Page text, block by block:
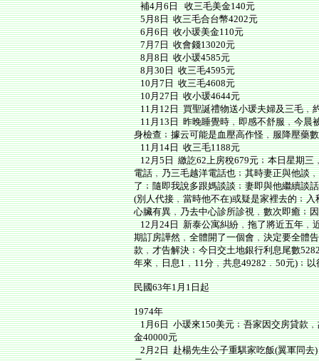
補4月6日 收三毛美金140元
5月8日 收三毛合台幣4202元
6月6日 收小瑗美金110元
7月7日 收會錢13020元
8月8日 收小瑗4585元
8月30日 收三毛4595元
10月7日 收三毛4608元
10月27日 收小瑗4644元
11月12日 買聖誕禮物送小瑗夫婦及三毛﹐
11月13日 昨晚睡覺時﹐即感不舒服﹐今晨
身檢查﹔據云可能是血壓高作怪﹐服降壓藥
11月14日 收三毛1188元
12月5日 繳訖62上房稅679元﹔本日星期三
電話﹐乃三毛越洋電話也﹔其時妻正與他談
了﹔隨即我說多跟媽談談﹔妻即與他繼續談
(別人代接﹐當時他不在)或疑是家裡去的﹔
心臟有異﹐乃去中心診所診視﹐數次即癒﹔
12月24日 新泰公寓糾紛﹐拖了將近五年﹐
期訂房譁然﹐全體開了一個會﹐決定要全體
款﹐才告解決﹔今日交土地銀行利息尾數
年來﹐日息1﹐11分﹐共息49282﹒50元)﹔
民國63年1月1日起
1974年
1月6日 小瑗來150美元﹔吾家因交房貸款﹐
金40000元
2月2日 赴楊先生公子重騏家吃飯(翼軍同去